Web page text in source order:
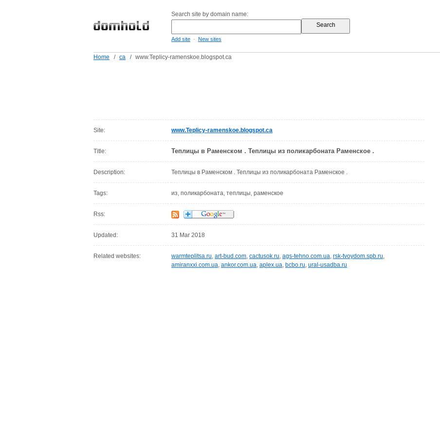
Search site by domain name:
Add site - New sites
Home / ca / www.Teplicy-ramenskoe.blogspot.ca
Site: www.Teplicy-ramenskoe.blogspot.ca
Title: Теплицы в Раменском . Теплицы из поликарбоната Раменское .
Description: Теплицы в Раменском . Теплицы из поликарбоната Раменское .
Tags: из, поликарбоната, теплицы, раменское
Rss:
Updated: 31 Mar 2018
Related websites: warmteplitsa.ru, art-bud.com, cactusok.ru, ags-tehno.com.ua, rsk-tvoydom.spb.ru,
amiranxxi.com.ua, ankor.com.ua, aplex.ua, bcbo.ru, ural-usadba.ru